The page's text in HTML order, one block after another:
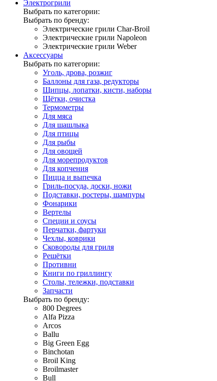
Электрогрили
Выбрать по категории:
Выбрать по бренду:
Электрические грили Char-Broil
Электрические грили Napoleon
Электрические грили Weber
Аксессуары
Выбрать по категории:
Уголь, дрова, розжиг
Баллоны для газа, редукторы
Щипцы, лопатки, кисти, наборы
Щётки, очистка
Термометры
Для мяса
Для шашлыка
Для птицы
Для рыбы
Для овощей
Для морепродуктов
Для копчения
Пицца и выпечка
Гриль-посуда, доски, ножи
Подставки, ростеры, шампуры
Фонарики
Вертелы
Специи и соусы
Перчатки, фартуки
Чехлы, коврики
Сковороды для гриля
Решётки
Противни
Книги по гриллингу
Столы, тележки, подставки
Запчасти
Выбрать по бренду:
800 Degrees
Alfa Pizza
Arcos
Ballu
Big Green Egg
Binchotan
Broil King
Broilmaster
Bull